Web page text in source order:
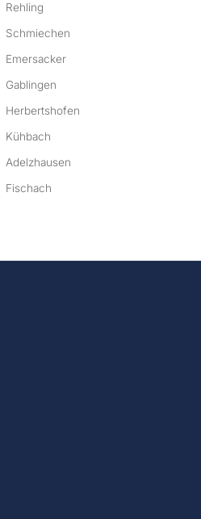
Rehling
Schmiechen
Emersacker
Gablingen
Herbertshofen
Kühbach
Adelzhausen
Fischach